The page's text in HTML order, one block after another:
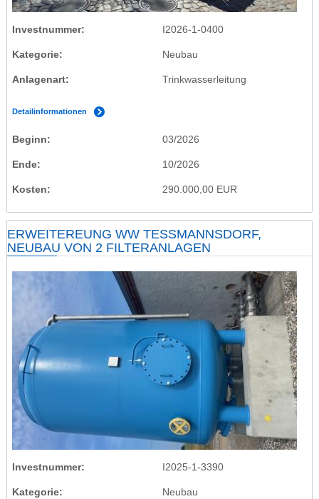
Investnummer I2026-1-0400
Kategorie Neubau
Anlagenart Trinkwasserleitung
Detailinformationen
Beginn 03/2026
Ende 10/2026
Kosten 290.000,00 EUR
ERWEITEREUNG WW TESSMANNSDORF, N
EUBAU VON 2 FILTERANLAGEN
Investnummer I2025-1-3390
Kategorie Neubau